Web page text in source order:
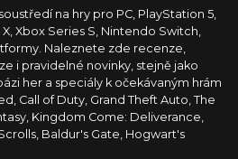
na hry pro PC, PlayStation 5,
Xbox Series S, Nintendo Switch,
Naleznete zde recenze,
i pravidelné novinky, stejně jako
her a speciály k očekávaným hrám
Call of Duty, Grand Theft Auto, The
Kingdom Come: Deliverance,
Baldur's Gate, Hogwart's